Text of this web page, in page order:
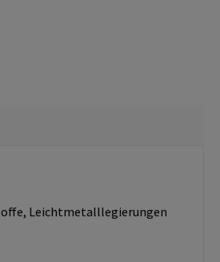
Leichtmetalllegierungen